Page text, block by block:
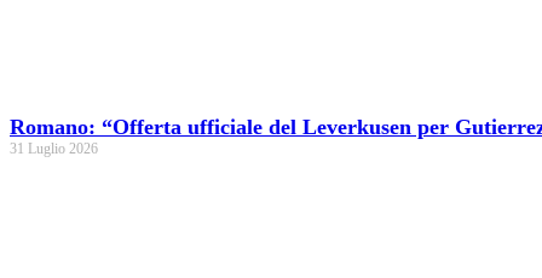
Romano: “Offerta ufficiale del Leverkusen per
31 Luglio 2026